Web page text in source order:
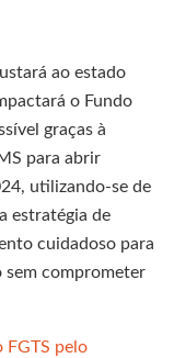
ao estado
o Fundo
graças à
para abrir
utilizando-se de
estratégia de
cuidadoso para
sem comprometer
FGTS pelo